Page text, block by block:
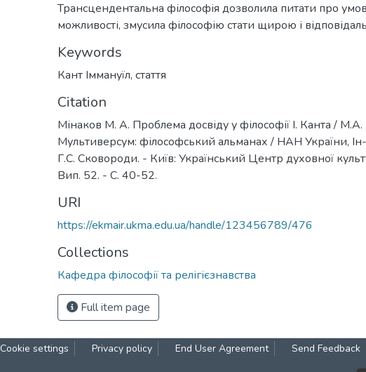
Трансцендентальна філософія дозволила питати про
можливості, змусила філософію стати щирою і
Keywords
Кант Іммануїл, стаття
Citation
Мінаков М. А. Проблема досвіду у філософії І. Канта /
Мультиверсум: філософський альманах / НАН України, Ін-
Г.С. Сковороди. - Київ: Український Центр духовної
Вип. 52. - С. 40-52.
URI
https://ekmair.ukma.edu.ua/handle/123456789/476
Collections
Кафедра філософії та релігієзнавства
Full item page
Cookie settings Privacy policy End User Agreement Send Feedback